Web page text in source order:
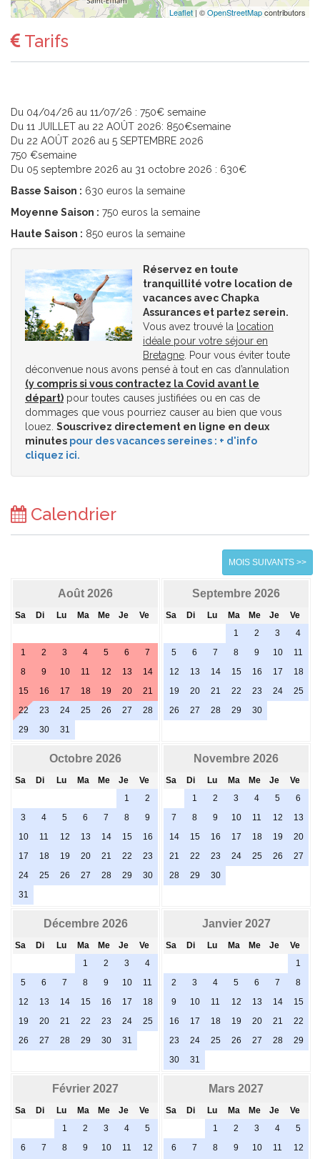
Leaflet | ©OpenStreetMapcontributors
Tarifs
Du 04/04/26 au 11/07/26 : 750€ semaine
Du 11 JUILLET au 22 AOÛT 2026: 850€semaine
Du 22 AOÛT 2026 au 5 SEPTEMBRE 2026
750 €semaine
Du 05 septembre 2026 au 31 octobre 2026 : 630€
Basse Saison : 630 euros la semaine
Moyenne Saison : 750 euros la semaine
Haute Saison : 850 euros la semaine
Réservez en toute
tranquillité votre location de
vacances avec Chapka
Assurances et partez serein.
Vous avez trouvé la
location
idéale pour votre séjour en
Bretagne . Pour vous éviter toute
déconvenue nous avons pensé à tout en cas d’annulation
(y compris si vous contractez la Covid avant le
départ) pour toutes causes justifiées ou en cas de
dommages que vous pourriez causer au bien que vous
louez. Souscrivez directement en ligne en deux
minutes pour des vacances sereines : + d'info
cliquez ici.
Calendrier
MOIS SUIVANTS >>
Août 2026
Sa Di Lu Ma Me Je Ve
1 2 3 4 5 6
7
8
9 10 11 12 13
14
15
16 17 18 19 20
21
22
23 24 25 26 27
28
29
30 31
Septembre 2026
Sa Di Lu Ma Me Je
Ve
1
2 3
4
5
6 7 8 9 10
11
12
13 14 15 16 17
18
19
20 21 22 23 24
25
26
27 28 29 30
Octobre 2026
Sa Di Lu Ma Me Je
Ve
1
2
3
4 5 6 7 8
9
10
11 12 13 14 15
16
17
18 19 20 21 22
23
24
25 26 27 28 29
30
31
Novembre 2026
Sa Di Lu Ma Me Je
Ve
1
2 3 4 5
6
7
8 9 10 11 12
13
14
15 16 17 18 19
20
21
22 23 24 25 26
27
28
29 30
Décembre 2026
Sa Di Lu Ma Me Je
Ve
1
2 3
4
5
6 7 8 9 10
11
12
13 14 15 16 17
18
19
20 21 22 23 24
25
26
27 28 29 30 31
Janvier 2027
Sa Di Lu Ma Me Je
Ve
1
2
3 4 5 6 7
8
9
10 11 12 13 14
15
16
17 18 19 20 21
22
23
24 25 26 27 28
29
30
31
Février 2027
Sa Di Lu Ma Me Je
Ve
1
2 3 4
5
6
7 8 9 10 11 12
Mars 2027
Sa Di Lu Ma Me Je
Ve
1
2 3 4
5
6
7 8 9 10 11 12